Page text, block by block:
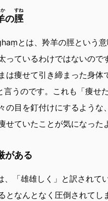
の脛
すね
とは、羚羊の脛という
っているわけではないの
は痩せて引き締まった身体
言うのです。これも「痩せ
の目を釘付けにするよう
せていたことが気になった
がある
、「雄雄しく」と訳されて
となんとなく圧倒されて